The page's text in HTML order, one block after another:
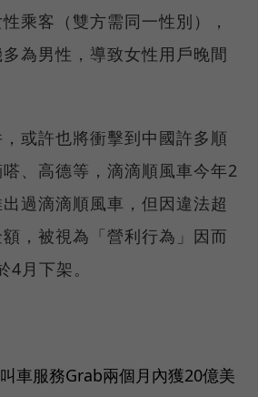
乘客（雙方需同一性別），
為男性，導致女性用戶晚間
或許也將衝擊到中國許多順
、高德等，滴滴順風車今年2
過滴滴順風車，但因違法超
，被視為「營利行為」因而
月下架。
車服務Grab兩個月內獲20億美